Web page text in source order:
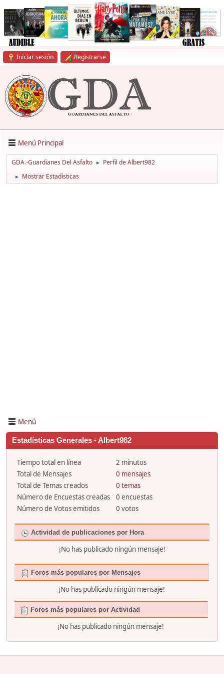
Iniciar sesión Registrarse
Menú Principal
GDA.-Guardianes Del Asfalto ► Perfil de Albert982
► Mostrar Estadísticas
Menú
Estadísticas Generales - Albert982
Tiempo total en línea
2 minutos
Total de Mensajes
0 mensajes
Total de Temas creados
0 temas
Número de Encuestas creadas
0 encuestas
Número de Votos emitidos
0 votos
Actividad de publicaciones por Hora
¡No has publicado ningún mensaje!
Foros más populares por Mensajes
¡No has publicado ningún mensaje!
Foros más populares por Actividad
¡No has publicado ningún mensaje!